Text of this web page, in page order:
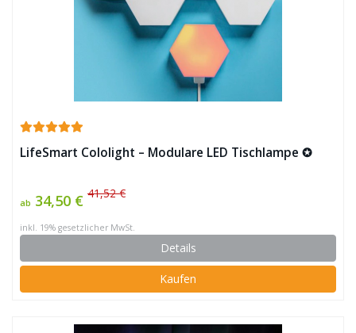
LifeSmart Cololight – Modulare LED Tischlampe ✪
ab 34,50 € 41,52 €
inkl. 19% gesetzlicher MwSt.
Details
Kaufen